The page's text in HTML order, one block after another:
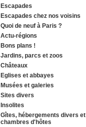
Escapades
Escapades chez nos voisins
Quoi de neuf à Paris ?
Actu-régions
Bons plans !
Jardins, parcs et zoos
Châteaux
Eglises et abbayes
Musées et galeries
Sites divers
Insolites
Gîtes, hébergements divers et
chambres d'hôtes